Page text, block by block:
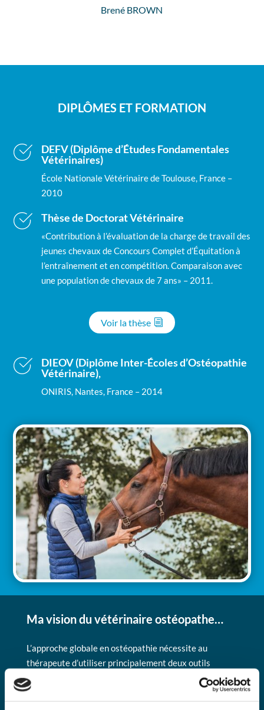
Brené BROWN
DIPLÔMES ET FORMATION
DEFV (Diplôme d’Études Fondamentales
Vétérinaires)
École Nationale Vétérinaire de Toulouse, France –
2010
Thèse de Doctorat Vétérinaire
«Contribution à l’évaluation de la charge de travail des
jeunes chevaux de Concours Complet d’Équitation à
l’entraînement et en compétition. Comparaison avec
une population de chevaux de 7 ans» – 2011.
Voir la thèse
DIEOV (Diplôme Inter-Écoles d’Ostéopathie
Vétérinaire),
ONIRIS, Nantes, France – 2014
Ma vision du vétérinaire ostéopathe…
L’approche globale en ostéopathie nécessite au
thérapeute d’utiliser principalement deux outils
incontournables :
Fondamentalement, cette pratique ne nécessite aucun